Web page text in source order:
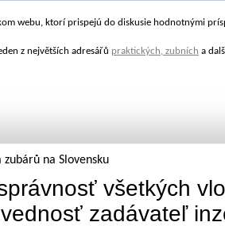
webu, ktorí prispejú do diskusie hodnotnými
z největších adresářů praktických, zubních a
na Slovensku
všetkých
zadávateľ